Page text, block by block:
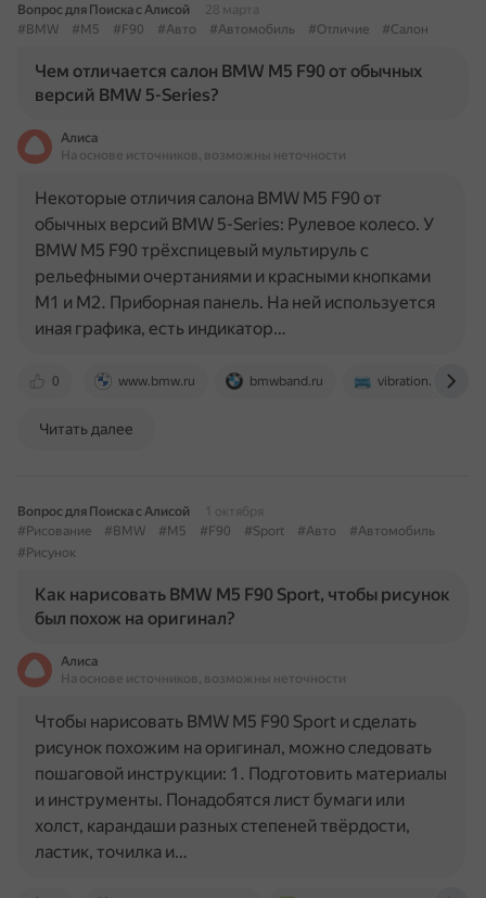
Вопрос для Поиска с Алисой
28 марта
#BMW
#M5 #F90 #Авто #Автомобиль #Отличие #Салон
Чем отличается салон BMW M5 F90 от обычных
версий BMW 5-Series?
Алиса
На основе источников, возможны неточности
0 www.bmw.ru bmwband.ru vibration.su
Некоторые отличия салона BMW M5 F90 от
обычных версий BMW 5-Series: Рулевое колесо. У
BMW M5 F90 трёхспицевый мультируль с
рельефными очертаниями и красными кнопками
М1 и М2. Приборная панель. На ней используется
иная графика, есть индикатор…
Читать далее
Вопрос для Поиска с Алисой
1 октября
#Рисование
#BMW #M5 #F90 #Sport #Авто
#Автомобиль
#Рисунок
Как нарисовать BMW M5 F90 Sport, чтобы рисунок
был похож на оригинал?
Алиса
На основе источников, возможны неточности
Чтобы нарисовать BMW M5 F90 Sport и сделать
рисунок похожим на оригинал, можно следовать
пошаговой инструкции: 1. Подготовить материалы
и инструменты. Понадобятся лист бумаги или
холст, карандаши разных степеней твёрдости,
ластик, точилка и…